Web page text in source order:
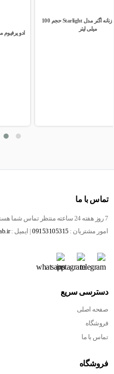
ادو پرفیوم مردانه فراری مدل Amber Essence
تماس با ما
7 روز هفته 24 ساعته منتظر تماس شما هستیم.
امور مشتریان : 09153105315 | ایمیل :
دسترسی سریع
صفحه اصلی
فروشگاه
تماس با ما
فروشگاه